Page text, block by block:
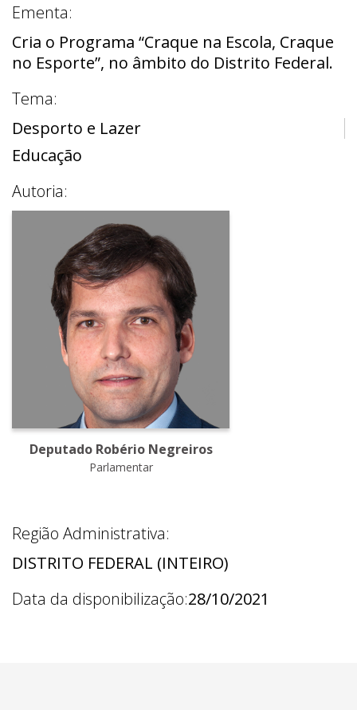
Ementa:
Cria o Programa “Craque na Escola, Craque
no Esporte”, no âmbito do Distrito Federal.
Tema:
Desporto e Lazer
Educação
Autoria:
Deputado Robério Negreiros
Parlamentar
Região Administrativa:
DISTRITO FEDERAL (INTEIRO)
Data da disponibilização:28/10/2021